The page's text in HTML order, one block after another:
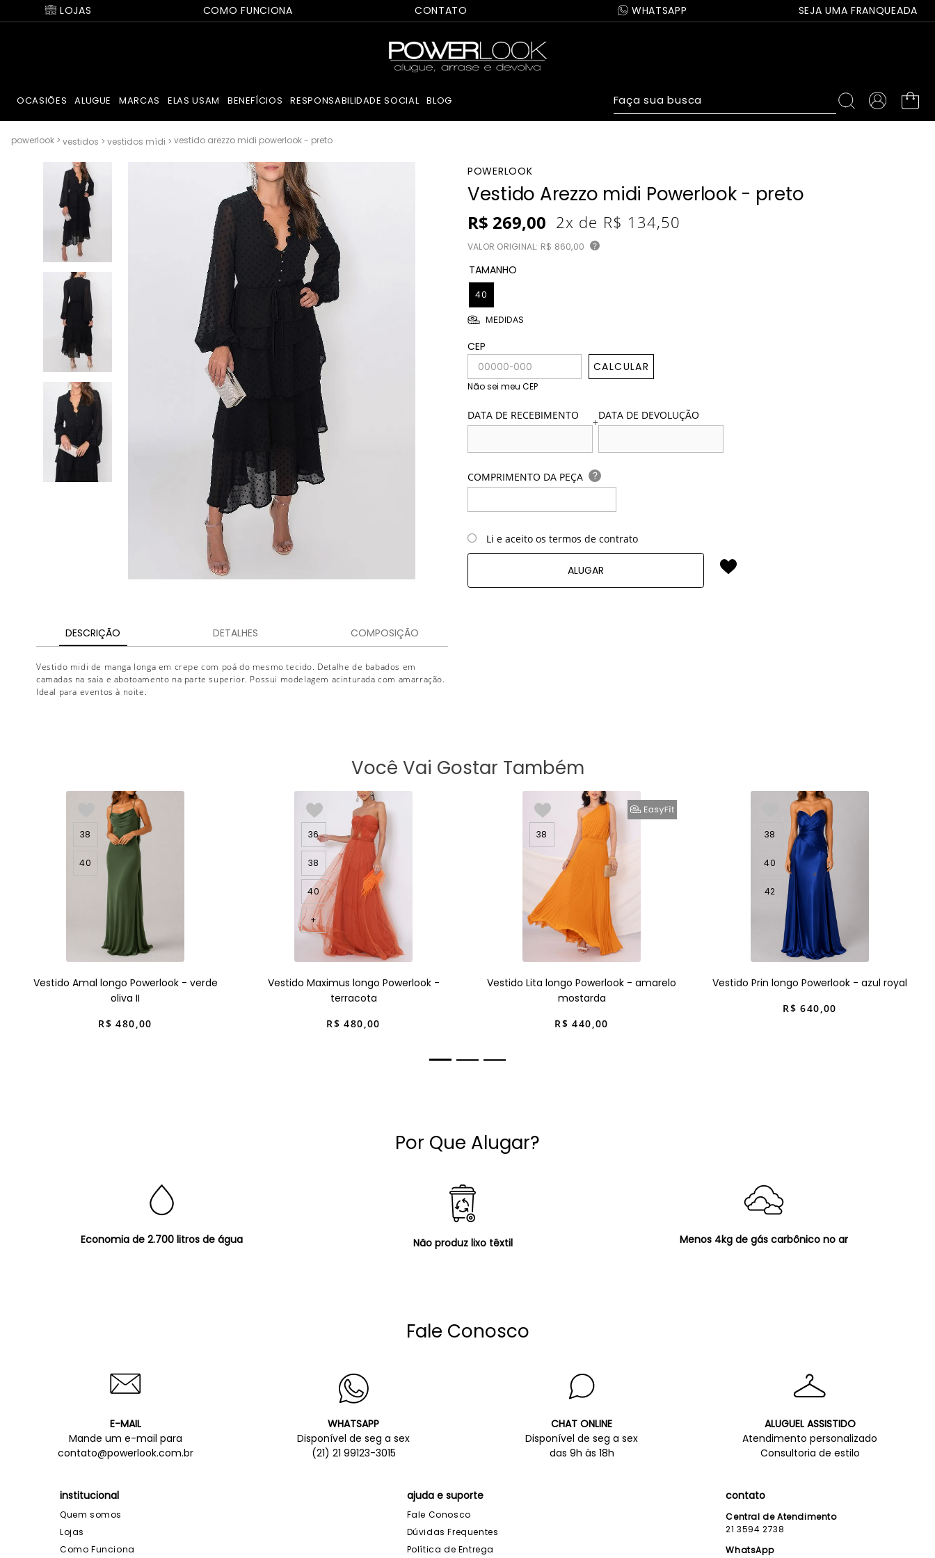
LOJAS COMO FUNCIONA CONTATO WHATSAPP SEJA UMA FRANQUEADA
OCASIÕES ALUGUE MARCAS ELAS USAM BENEFÍCIOS RESPONSABILIDADE SOCIAL BLOG Faça sua busca
vestidos vestidos mídi vestido arezzo midi powerlook - preto
DESCRIÇÃO DETALHES COMPOSIÇÃO
Vestido midi de manga longa em crepe com poá do mesmo tecido. Detalhe de babados em
camadas na saia e abotoamento na parte superior. Possui modelagem acinturada com amarração.
Ideal para eventos à noite.
POWERLOOK
Vestido Arezzo midi Powerlook - preto
R$ 269,00 2x de R$ 134,50
VALOR ORIGINAL: R$ 860,00 ?
TAMANHO
40
MEDIDAS
CEP
CALCULAR
Não sei meu CEP
DATA DE RECEBIMENTO +DATA DE DEVOLUÇÃO
COMPRIMENTO DA PEÇA ?
Li e aceito os termos de contrato
ALUGAR
Você Vai Gostar Também
38
40
Vestido Amal longo Powerlook - verde
oliva II
R$ 480,00
36
38
40
+
Vestido Maximus longo Powerlook -
terracota
R$ 480,00
38
Vestido Lita longo Powerlook - amarelo
mostarda
R$ 440,00
38
40
42
Vestido Prin longo Powerlook - azul royal
R$ 640,00
Por Que Alugar?
Economia de 2.700 litros de água Não produz lixo têxtil Menos 4kg de gás carbônico no ar
Fale Conosco
E-MAIL
Mande um e-mail para
contato@powerlook.com.br
WHATSAPP
Disponível de seg a sex
(21) 21 99123-3015
CHAT ONLINE
Disponível de seg a sex
das 9h às 18h
ALUGUEL ASSISTIDO
Atendimento personalizado
Consultoria de estilo
institucional
Quem somos
Lojas
Como Funciona
ajuda e suporte
Fale Conosco
Dúvidas Frequentes
Política de Entrega
contato
Central de Atendimento
21 3594 2738
WhatsApp